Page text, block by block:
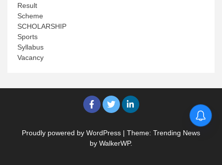
Result
Scheme
SCHOLARSHIP
Sports
Syllabus
Vacancy
Proudly powered by WordPress | Theme: Trending News
by WalkerWP.